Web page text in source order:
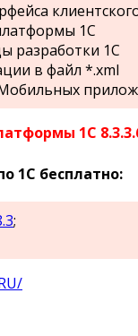
1С
разработки 1С
в файл *.xml
1С
1С бесплатно:
;